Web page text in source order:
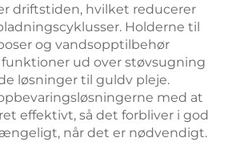
driftstiden, hvilket reducerer
Holderne til
og vandsopptilbehør
ud over støvsugning
løsninger til guldv pleje.
med at
effektivt, så det forbliver i god
når det er nødvendigt.